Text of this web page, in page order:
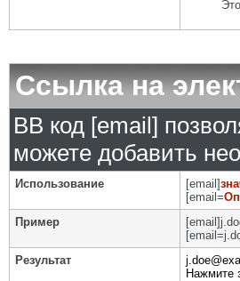
Ссылка на
BB код [email]
можете добавить
Использование [email]
[email=
Пример
Результат
Нажмите